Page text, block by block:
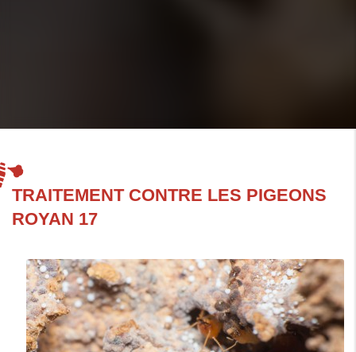
TRAITEMENT CONTRE LES PIGEONS
ROYAN 17